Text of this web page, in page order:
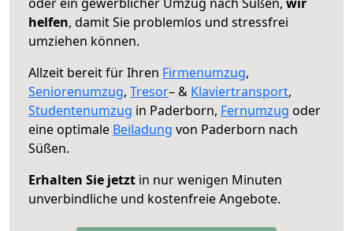
helfen, damit Sie problemlos und stressfrei
umziehen können.
Allzeit bereit für Ihren Firmenumzug,
Seniorenumzug, Tresor– & Klaviertransport,
Studentenumzug in Paderborn, Fernumzug oder
eine optimale Beiladung von Paderborn nach
Süßen.
Erhalten Sie jetzt in nur wenigen Minuten
unverbindliche und kostenfreie Angebote.